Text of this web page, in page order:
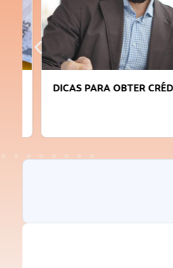
DICAS PARA OBTER CRÉDITO